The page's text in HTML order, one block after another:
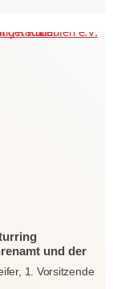
und der
1. Vorsitzende